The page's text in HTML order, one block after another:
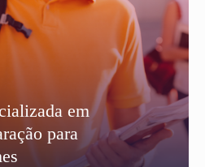
em
para